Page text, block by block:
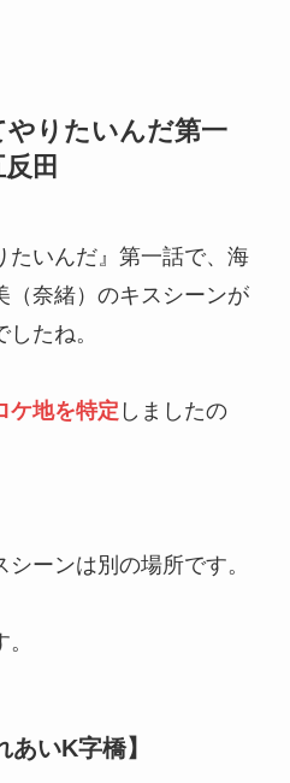
やりたいんだ第一
田
たいんだ』第一話で、海
（奈緒）のキスシーンが
たね。
ケ地を特定 しましたの
ーンは別の場所です。
いK字橋】